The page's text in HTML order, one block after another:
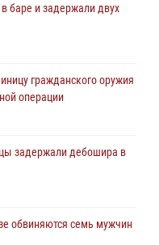
баре и задержали двух
гражданского оружия
операции
задержали дебошира в
обвиняются семь мужчин